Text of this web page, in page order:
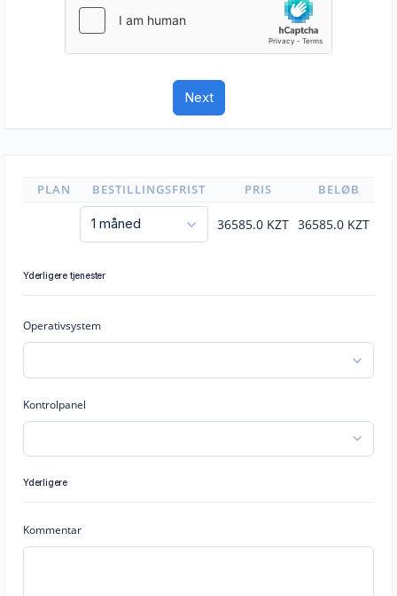
PLAN BESTILLINGSFRIST PRIS BELØB
36585.0 KZT 36585.0 KZT
Yderligere tjenester
Operativsystem
Kontrolpanel
Yderligere
Kommentar